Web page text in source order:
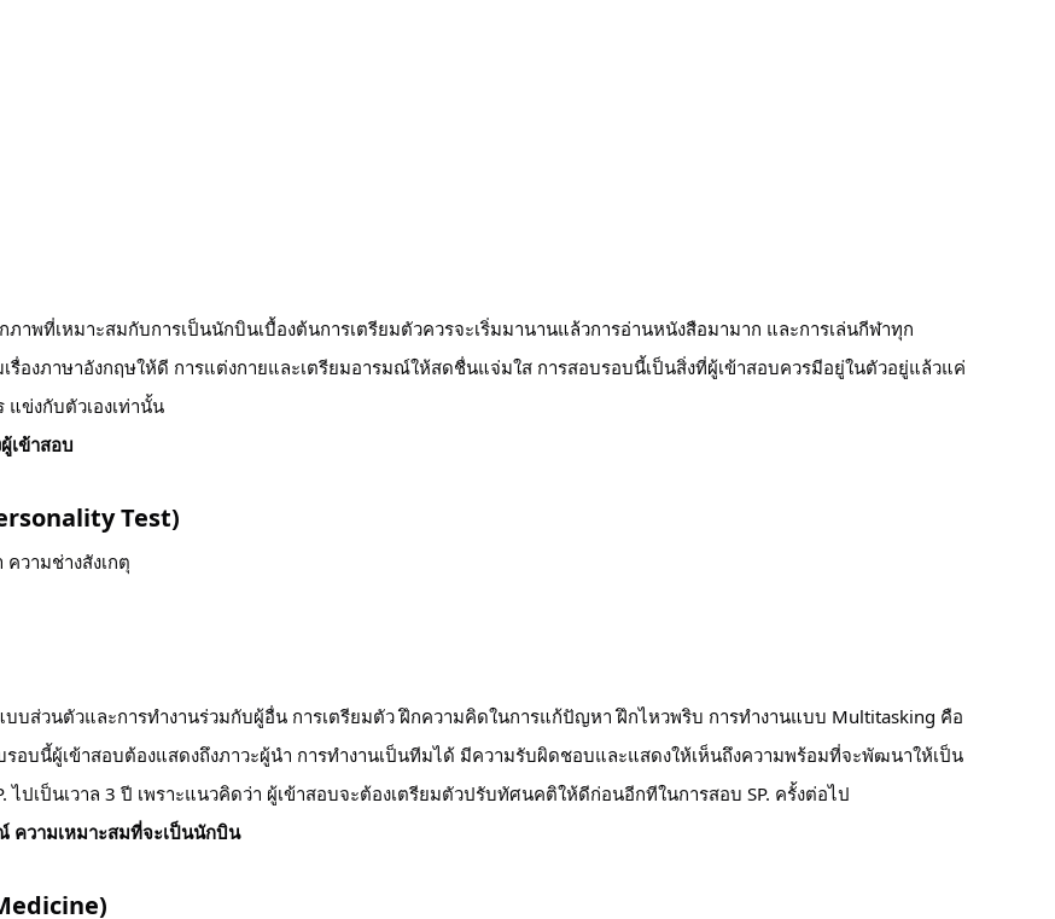
พที่เหมาะสมกับการเป็นนักบินเบื้องต้นการเตรียมตัวควรจะเริ่มมานานแล้วการอ่านหนังสือมามาก และการเล่นกีฬาทุก
เรื่องภาษาอังกฤษให้ดี การแต่งกายและเตรียมอารมณ์ให้สดชื่นแจ่มใส การสอบรอบนี้เป็นสิ่งที่ผู้เข้าสอบควรมีอยู่ในตัวอยู่แล้วแค่
ข่งกับตัวเองเท่านั้น
เข้าสอบ
Test)
วามช่างสังเกตุ
ส่วนตัวและการทำงานร่วมกับผู้อื่น การเตรียมตัว ฝึกความคิดในการแก้ปัญหา ฝึกไหวพริบ การทำงานแบบ Multitasking คือ
รอบนี้ผู้เข้าสอบต้องแสดงถึงภาวะผู้นำ การทำงานเป็นทีมได้ มีความรับผิดชอบและแสดงให้เห็นถึงความพร้อมที่จะพัฒนาให้เป็น
ปเป็นเวาล 3 ปี เพราะแนวคิดว่า ผู้เข้าสอบจะต้องเตรียมตัวปรับทัศนคติให้ดีก่อนอีกทีในการสอบ SP. ครั้งต่อไป
ความเหมาะสมที่จะเป็นนักบิน